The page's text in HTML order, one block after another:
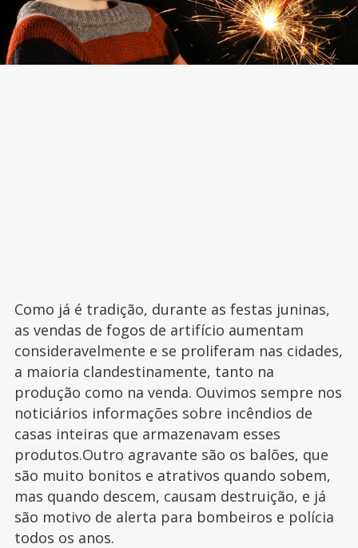
Como já é tradição, durante as festas juninas,
as vendas de fogos de artifício aumentam
consideravelmente e se proliferam nas cidades,
a maioria clandestinamente, tanto na
produção como na venda. Ouvimos sempre nos
noticiários informações sobre incêndios de
casas inteiras que armazenavam esses
produtos.Outro agravante são os balões, que
são muito bonitos e atrativos quando sobem,
mas quando descem, causam destruição, e já
são motivo de alerta para bombeiros e polícia
todos os anos.